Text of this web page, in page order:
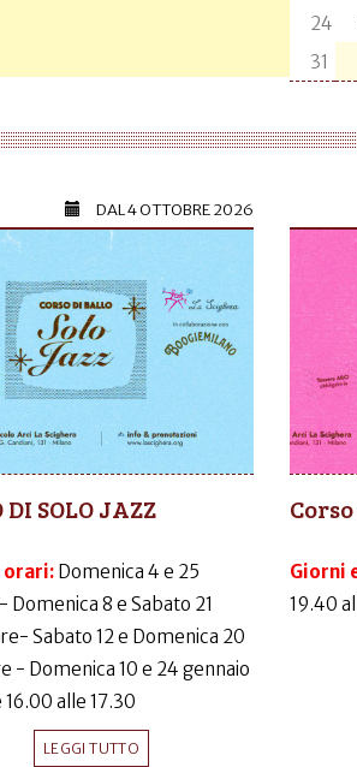
24
31
DAL4 OTTOBRE 2026
DI SOLO JAZZ
orari: Domenica 4 e 25
8 e Sabato 21
Sabato 12 e Domenica 20
- Domenica 10 e 24 gennaio
alle 17.30
LEGGI TUTTO
Giorni
19.40